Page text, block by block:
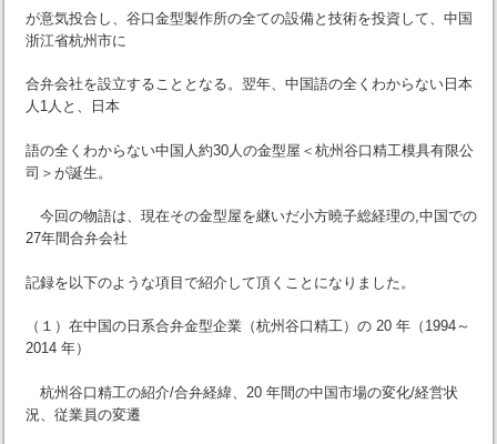
が意気投合し、谷口金型製作所の全ての設備と技術を投資して、中国
浙江省杭州市に
合弁会社を設立することとなる。翌年、中国語の全くわからない日本
人1人と、日本
語の全くわからない中国人約30人の金型屋＜杭州谷口精工模具有限公
司＞が誕生。
今回の物語は、現在その金型屋を継いだ小方曉子総経理の,中国での
27年間合弁会社
記録を以下のような項目で紹介して頂くことになりました。
（１）在中国の日系合弁金型企業（杭州谷口精工）の 20 年（1994～
2014 年）
杭州谷口精工の紹介/合弁経緯、20 年間の中国市場の変化/経営状
況、従業員の変遷